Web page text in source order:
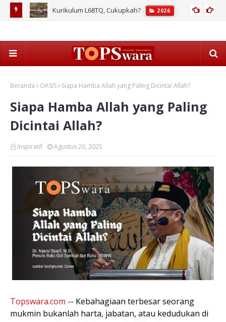
Kurikulum L68TQ, Cukupkah? 2026
Beranda OASIS Siapa Hamba Allah yang Paling Dicintai Allah?
Siapa Hamba Allah yang Paling
Dicintai Allah?
Inspiratif Agustus 20, 2025
Topswara.com -- Kebahagiaan terbesar seorang
mukmin bukanlah harta, jabatan, atau kedudukan di